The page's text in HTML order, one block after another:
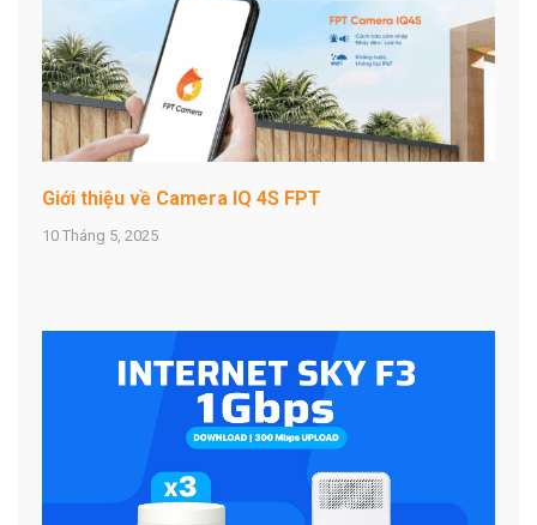
Giới thiệu về Camera IQ 4S FPT
10 Tháng 5, 2025